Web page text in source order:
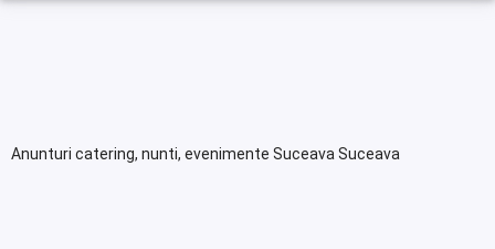
Anunturi catering, nunti, evenimente Suceava Suceava